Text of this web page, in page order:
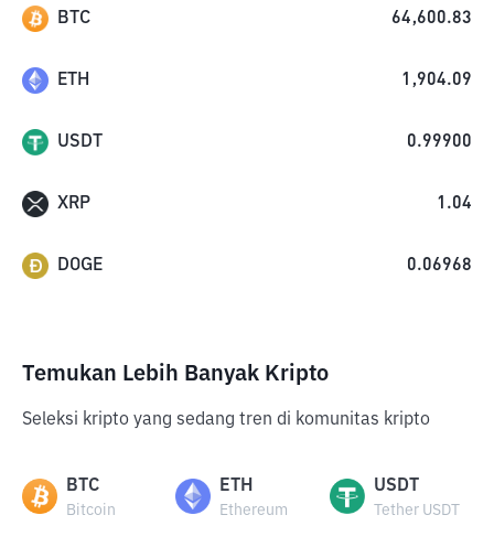
BTC 64,600.83
ETH 1,904.09
USDT 0.99900
XRP 1.04
DOGE 0.06968
Temukan Lebih Banyak Kripto
Seleksi kripto yang sedang tren di komunitas kripto
BTC
Bitcoin
ETH
Ethereum
USDT
Tether USDT